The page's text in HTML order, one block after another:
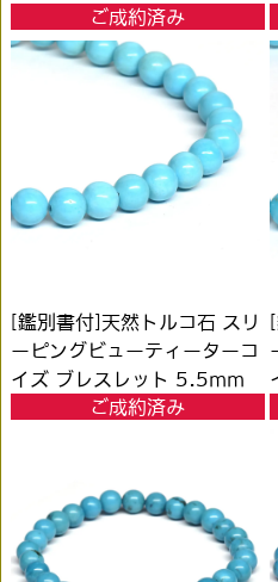
ご成約済み
[鑑別書付]天然トルコ石 スリ
ーピングビューティーターコ
イズ ブレスレット 5.5mm
ご成約済み